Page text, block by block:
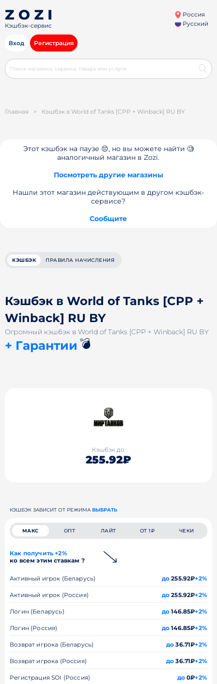
Кэшбэк-сервис
Россия
Русский
Вход Регистрация
Главная > Кэшбэк в World of Tanks [CPP + Winback] RU BY
Этот кэшбэк на паузе 😔, но вы можете найти 🧐
аналогичный магазин в Zozi.
Посмотреть другие магазины
Нашли этот магазин действующим в другом кэшбэк-
сервисе?
Сообщите
КЭШБЭК ПРАВИЛА НАЧИСЛЕНИЯ
Кэшбэк в World of Tanks [CPP +
Winback] RU BY
Огромный кэшбэк в World of Tanks [CPP + Winback] RU BY
+ Гарантии 💣
Кэшбэк до
255.92₽
КЭШБЭК ЗАВИСИТ ОТ РЕЖИМА ВЫБРАТЬ
МАКС ОПТ ЛАЙТ ОТ 1₽ ЧЕКИ
Как получить +2%
ко всем этим ставкам ?
Активный игрок (Беларусь) до 255.92₽+2%
Активный игрок (Россия) до 255.92₽+2%
Логин (Беларусь) до 146.85₽+2%
Логин (Россия) до 146.85₽+2%
Возврат игрока (Беларусь) до 36.71₽+2%
Возврат игрока (Россия) до 36.71₽+2%
Регистрация SOI (Россия) до0₽+2%